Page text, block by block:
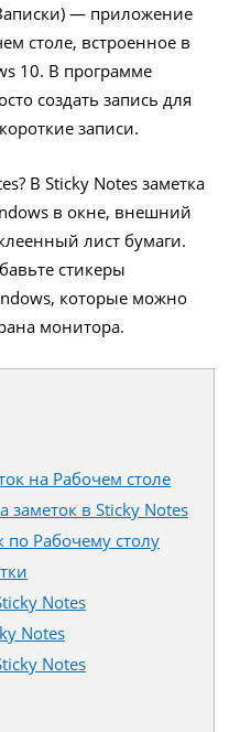
— приложение
столе, встроенное в
10. В программе
создать запись для
записи.
В Sticky Notes заметка
в окне, внешний
лист бумаги.
стикеры
которые можно
монитора.
на Рабочем столе
заметок в Sticky Notes
Рабочему столу
Notes
Notes
Notes